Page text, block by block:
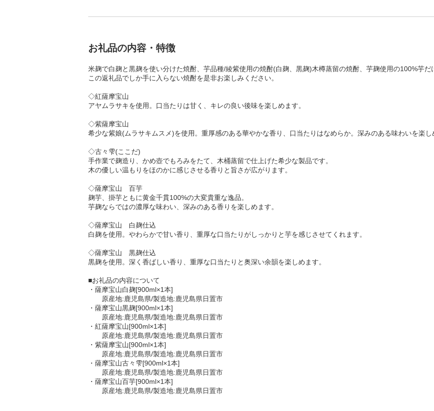
お礼品の内容・特徴
米麹で白麹と黒麹を使い分けた焼酎、芋品種/綾紫使用の焼酎(白麹、黒麹)木樽蒸留の焼酎、芋麹使用の100%芋
この返礼品でしか手に入らない焼酎を是非お楽しみください。
◇紅薩摩宝山
アヤムラサキを使用。口当たりは甘く、キレの良い後味を楽しめます。
◇紫薩摩宝山
希少な紫娘(ムラサキムスメ)を使用。重厚感のある華やかな香り、口当たりはなめらか。深みのある味わいを楽
◇古々雫(ここだ)
手作業で麹造り、かめ壺でもろみをたて、木桶蒸留で仕上げた希少な製品です。
木の優しい温もりをほのかに感じさせる香りと旨さが広がります。
◇薩摩宝山 百芋
麹芋、掛芋ともに黄金千貫100%の大変貴重な逸品。
芋麹ならではの濃厚な味わい、深みのある香りを楽しめます。
◇薩摩宝山 白麹仕込
白麹を使用。やわらかで甘い香り、重厚な口当たりがしっかりと芋を感じさせてくれます。
◇薩摩宝山 黒麹仕込
黒麹を使用。深く香ばしい香り、重厚な口当たりと奥深い余韻を楽しめます。
■お礼品の内容について
・薩摩宝山白麹[900ml×1本]
原産地:鹿児島県/製造地:鹿児島県日置市
・薩摩宝山黒麹[900ml×1本]
原産地:鹿児島県/製造地:鹿児島県日置市
・紅薩摩宝山[900ml×1本]
原産地:鹿児島県/製造地:鹿児島県日置市
・紫薩摩宝山[900ml×1本]
原産地:鹿児島県/製造地:鹿児島県日置市
・薩摩宝山古々雫[900ml×1本]
原産地:鹿児島県/製造地:鹿児島県日置市
・薩摩宝山百芋[900ml×1本]
原産地:鹿児島県/製造地:鹿児島県日置市